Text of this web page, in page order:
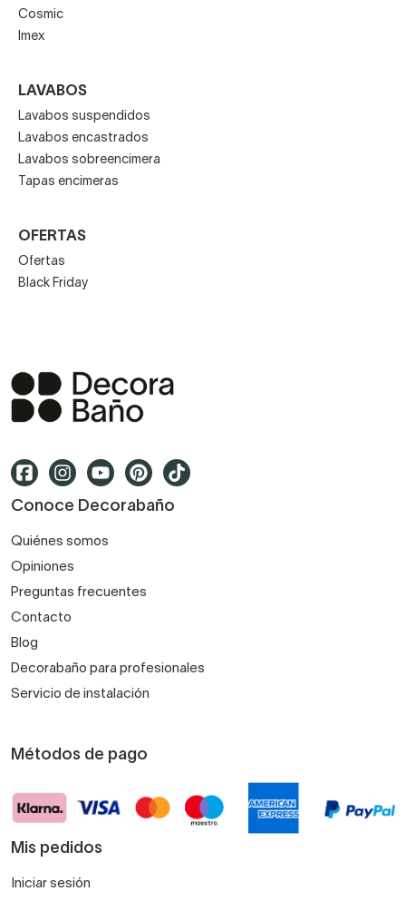
Cosmic
Imex
LAVABOS
Lavabos suspendidos
Lavabos encastrados
Lavabos sobreencimera
Tapas encimeras
OFERTAS
Ofertas
Black Friday
Conoce Decorabaño
Quiénes somos
Opiniones
Preguntas frecuentes
Contacto
Blog
Decorabaño para profesionales
Servicio de instalación
Métodos de pago
Mis pedidos
Iniciar sesión